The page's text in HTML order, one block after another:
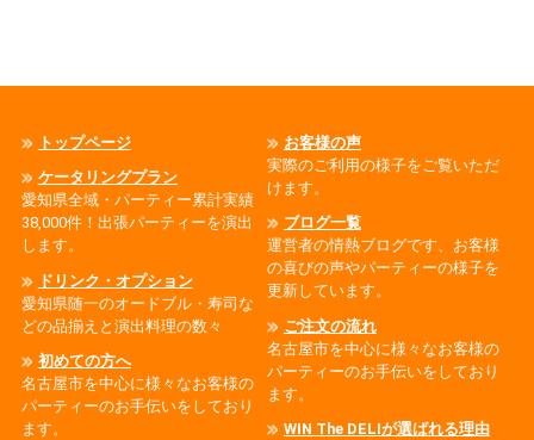
トップページ
ケータリングプラン
愛知県全域・パーティー累計実績
38,000件！出張パーティーを演出
します。
ドリンク・オプション
愛知県随一のオードブル・寿司な
どの品揃えと演出料理の数々
初めての方へ
名古屋市を中心に様々なお客様の
パーティーのお手伝いをしており
ます。
お客様の声
実際のご利用の様子をご覧いただ
けます。
ブログ一覧
運営者の情熱ブログです、お客様
の喜びの声やパーティーの様子を
更新しています。
ご注文の流れ
名古屋市を中心に様々なお客様の
パーティーのお手伝いをしており
ます。
WIN The DELIが選ばれる理由